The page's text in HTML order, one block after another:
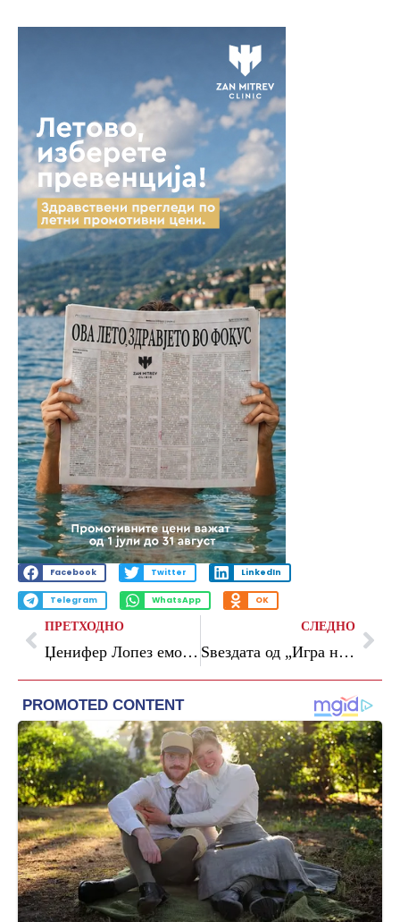
Facebook Twitter LinkedIn
Telegram WhatsApp OK
ПРЕТХОДНО
Џенифер Лопез емотивна пред големата животна промена: близнаците заминуваат на факултет
СЛЕДНО
Ѕвездата од „Игра на тронови“ ја напушти глумата: Завршив во болница